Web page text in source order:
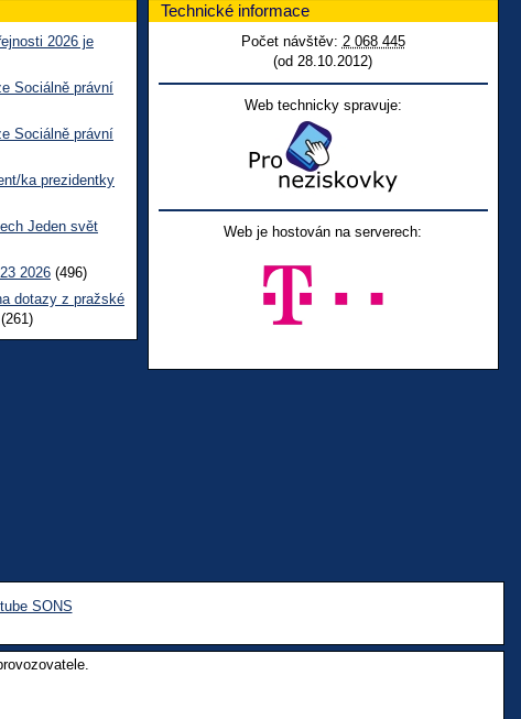
2026 je
Sociálně právní
Sociálně právní
ka prezidentky
Jeden svět
2026 (496)
dotazy z pražské
(261)
Technické informace
Počet návštěv: 2 068 445
(od 28.10.2012)
Web technicky spravuje:
Web je hostován na serverech:
SONS